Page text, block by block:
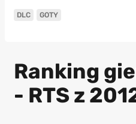
DLC GOTY
Ranking
- RTS z